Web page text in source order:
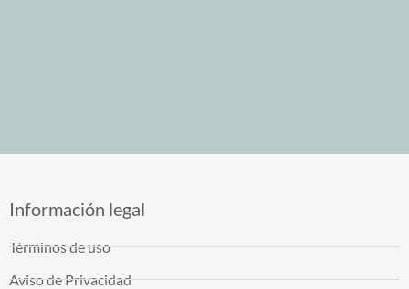
Información legal
Términos de uso
Aviso de Privacidad